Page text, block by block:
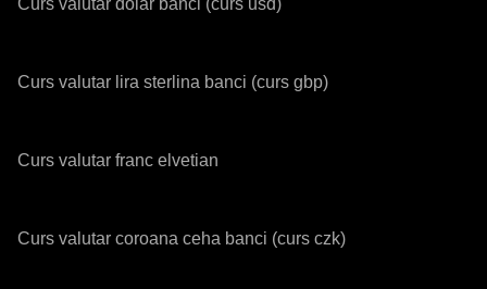
Curs valutar dolar banci (curs usd)
Curs valutar lira sterlina banci (curs gbp)
Curs valutar franc elvetian
Curs valutar coroana ceha banci (curs czk)